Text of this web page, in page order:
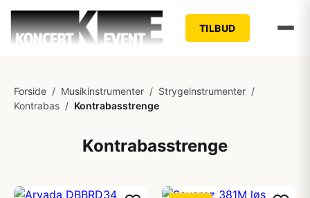
TILBUD
Forside / Musikinstrumenter / Strygeinstrumenter /
Kontrabas / Kontrabasstrenge
Kontrabasstrenge